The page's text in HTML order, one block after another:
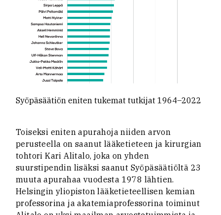
Syöpäsäätiön eniten tukemat tutkijat 1964–2022
Toiseksi eniten apurahoja niiden arvon
perusteella on saanut lääketieteen ja kirurgian
tohtori Kari Alitalo, joka on yhden
suurstipendin lisäksi saanut Syöpäsäätiöltä 23
muuta apurahaa vuodesta 1978 lähtien.
Helsingin yliopiston lääketieteellisen kemian
professorina ja akatemiaprofessorina toiminut